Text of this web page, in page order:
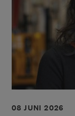
08 JUNI 2026